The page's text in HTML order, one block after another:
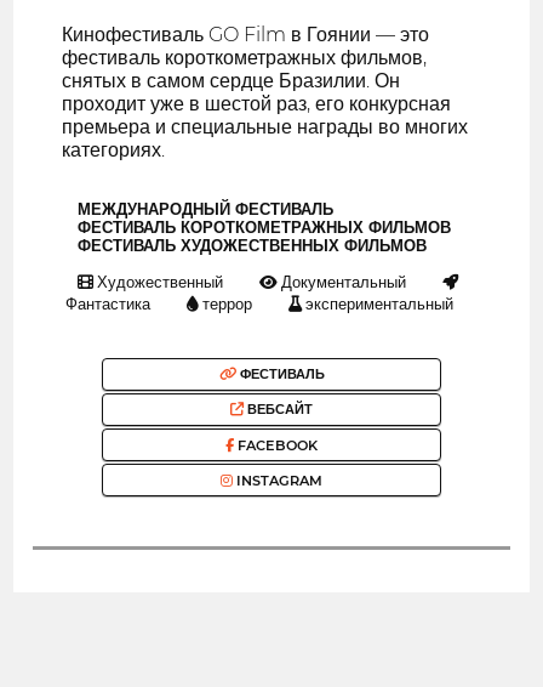
Кинофестиваль GO Film в Гоянии — это
фестиваль короткометражных фильмов,
снятых в самом сердце Бразилии. Он
проходит уже в шестой раз, его конкурсная
премьера и специальные награды во многих
категориях.
МЕЖДУНАРОДНЫЙ ФЕСТИВАЛЬ
ФЕСТИВАЛЬ КОРОТКОМЕТРАЖНЫХ ФИЛЬМОВ
ФЕСТИВАЛЬ ХУДОЖЕСТВЕННЫХ ФИЛЬМОВ
Художественный
Документальный
Фантастика
террор экспериментальный
ФЕСТИВАЛЬ
ВЕБСАЙТ
FACEBOOK
INSTAGRAM